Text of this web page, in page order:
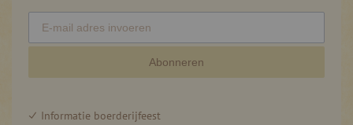
Abonneren
Informatie boerderijfeest